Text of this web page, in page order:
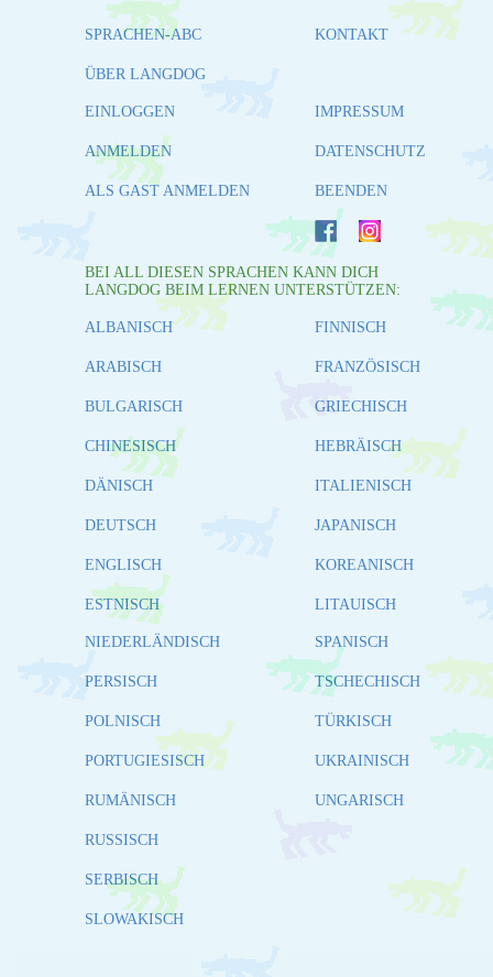
SPRACHEN-ABC
ÜBER LANGDOG
KONTAKT
EINLOGGEN
ANMELDEN
ALS GAST ANMELDEN
IMPRESSUM
DATENSCHUTZ
BEENDEN
BEI ALL DIESEN SPRACHEN KANN DICH
LANGDOG BEIM LERNEN UNTERSTÜTZEN:
ALBANISCH
ARABISCH
BULGARISCH
CHINESISCH
DÄNISCH
DEUTSCH
ENGLISCH
ESTNISCH
FINNISCH
FRANZÖSISCH
GRIECHISCH
HEBRÄISCH
ITALIENISCH
JAPANISCH
KOREANISCH
LITAUISCH
NIEDERLÄNDISCH
PERSISCH
POLNISCH
PORTUGIESISCH
RUMÄNISCH
RUSSISCH
SERBISCH
SLOWAKISCH
SPANISCH
TSCHECHISCH
TÜRKISCH
UKRAINISCH
UNGARISCH